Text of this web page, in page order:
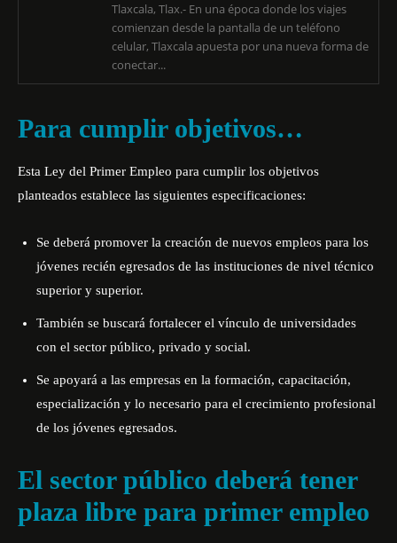
Tlaxcala, Tlax.- En una época donde los viajes
comienzan desde la pantalla de un teléfono
celular, Tlaxcala apuesta por una nueva forma de
conectar...
Para cumplir objetivos…
Esta Ley del Primer Empleo para cumplir los objetivos
planteados establece las siguientes especificaciones:
Se deberá promover la creación de nuevos empleos para los
jóvenes recién egresados de las instituciones de nivel técnico
superior y superior.
También se buscará fortalecer el vínculo de universidades
con el sector público, privado y social.
Se apoyará a las empresas en la formación, capacitación,
especialización y lo necesario para el crecimiento profesional
de los jóvenes egresados.
El sector público deberá tener
plaza libre para primer empleo